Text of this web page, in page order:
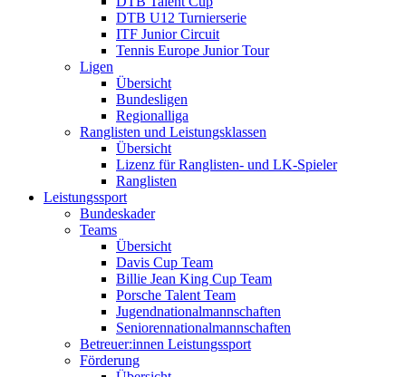
DTB U12 Turnierserie
ITF Junior Circuit
Tennis Europe Junior Tour
Ligen
Übersicht
Bundesligen
Regionalliga
Ranglisten und Leistungsklassen
Übersicht
Lizenz für Ranglisten- und LK-Spieler
Ranglisten
Leistungssport
Bundeskader
Teams
Übersicht
Davis Cup Team
Billie Jean King Cup Team
Porsche Talent Team
Jugendnationalmannschaften
Seniorennationalmannschaften
Betreuer:innen Leistungssport
Förderung